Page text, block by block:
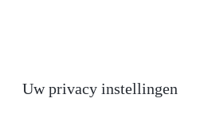
Uw privacy instellingen